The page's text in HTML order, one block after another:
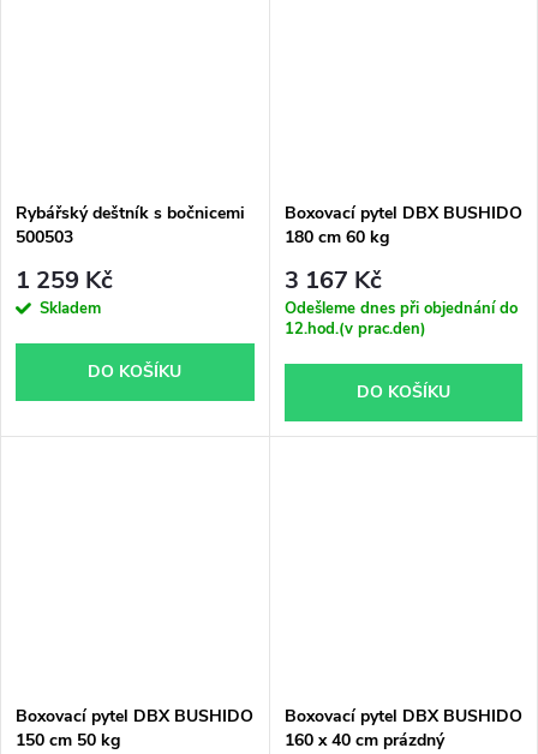
Rybářský deštník s bočnicemi
500503
1 259 Kč
Skladem
DO KOŠÍKU
Boxovací pytel DBX BUSHIDO
180 cm 60 kg
3 167 Kč
Odešleme dnes při objednání do
12.hod.(v prac.den)
DO KOŠÍKU
Boxovací pytel DBX BUSHIDO
150 cm 50 kg
Boxovací pytel DBX BUSHIDO
160 x 40 cm prázdný